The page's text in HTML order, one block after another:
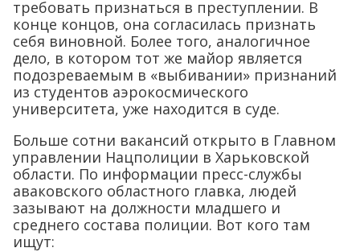
требовать признаться в преступлении. В
конце концов, она согласилась признать
себя виновной. Более того, аналогичное
дело, в котором тот же майор является
подозреваемым в «выбивании» признаний
из студентов аэрокосмического
университета, уже находится в суде.
Больше сотни вакансий открыто в Главном
управлении Нацполиции в Харьковской
области. По информации пресс-службы
аваковского областного главка, людей
зазывают на должности младшего и
среднего состава полиции. Вот кого там
ищут: